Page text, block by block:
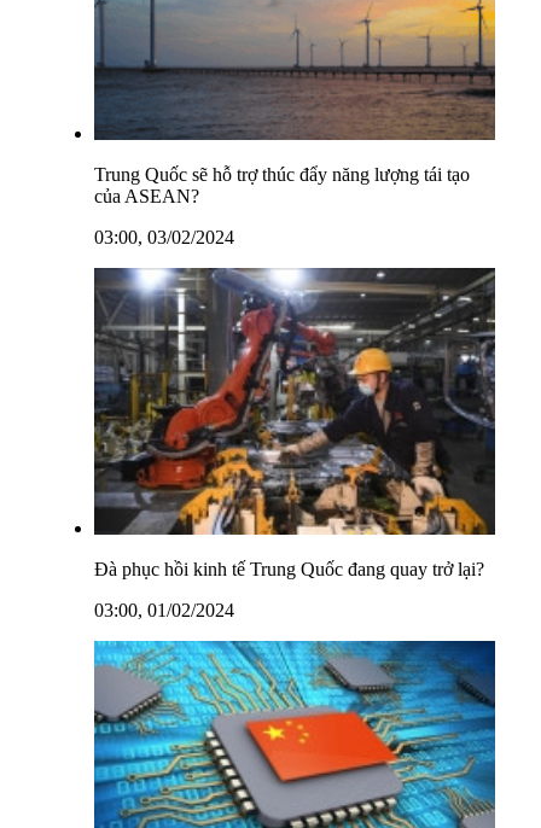
Trung Quốc sẽ hỗ trợ thúc đẩy năng lượng tái tạo
của ASEAN?
03:00, 03/02/2024
Đà phục hồi kinh tế Trung Quốc đang quay trở lại?
03:00, 01/02/2024